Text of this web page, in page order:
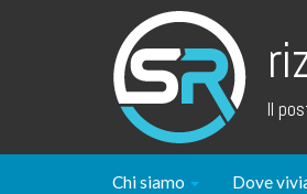
Il
Chi siamo Dove